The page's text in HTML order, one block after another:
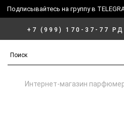
Подписывайтесь на группу в
+7 (999) 170-37-77